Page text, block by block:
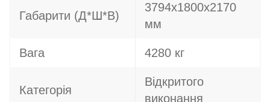
Габарити (Д*Ш*В)
3794х1800х2170
мм
Вага 4280 кг
Категорія
Відкритого
виконання